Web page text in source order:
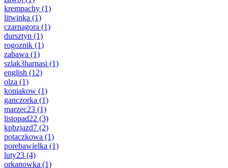
krempachy (1)
litwinka (1)
czarnagora (1)
dursztyn (1)
rogoznik (1)
zabawa (1)
szlak3harnasi (1)
english (12)
olza (1)
koniakow (1)
ganczorka (1)
marzec23 (1)
listopad22 (3)
kpbzjazd7 (2)
potaczkowa (1)
porebawielka (1)
luty23 (4)
orkanowka (1)